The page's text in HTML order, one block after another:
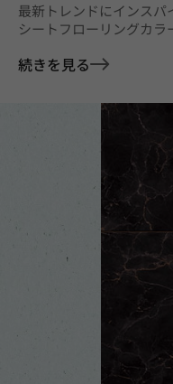
最新トレンドにインスパ
シートフローリングカラ
続きを見る